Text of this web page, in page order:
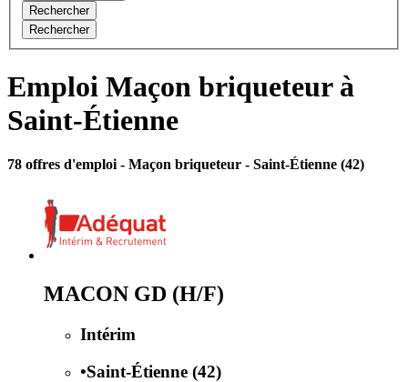
Rechercher
Rechercher
Emploi Maçon briqueteur à
Saint-Étienne
78 offres d'emploi - Maçon briqueteur - Saint-Étienne (42)
MACON GD (H/F)
Intérim
•Saint-Étienne (42)